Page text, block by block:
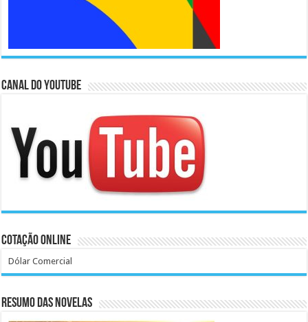
Canal do Youtube
Cotação Online
Dólar Comercial
Resumo das Novelas